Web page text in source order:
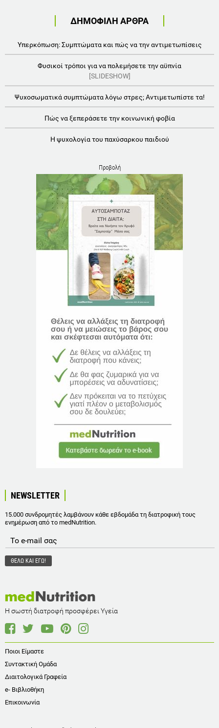
ΔΗΜΟΦΙΛΗ ΑΡΘΡΑ
Υπερκόπωση: Συμπτώματα και πώς να την αντιμετωπίσεις
Φυσικοί τρόποι για να πολεμήσετε την αϋπνία
[SLIDESHOW]
Ψυχοσωματικά συμπτώματα λόγω στρες; Αντιμετωπίστε τα!
Πώς να ξεπεράσετε την κοινωνική φοβία
Η ψυχολογία του παχύσαρκου παιδιού
Προβολή
NEWSLETTER
15.000 συνδρομητές λαμβάνουν κάθε εβδομάδα τη διατροφική τους
ενημέρωση από το medNutrition.
Η σωστή διατροφή προσφέρει Υγεία
Ποιοι Είμαστε
Συντακτική Ομάδα
Διαιτολογικά Γραφεία
e- Βιβλιοθήκη
Επικοινωνία